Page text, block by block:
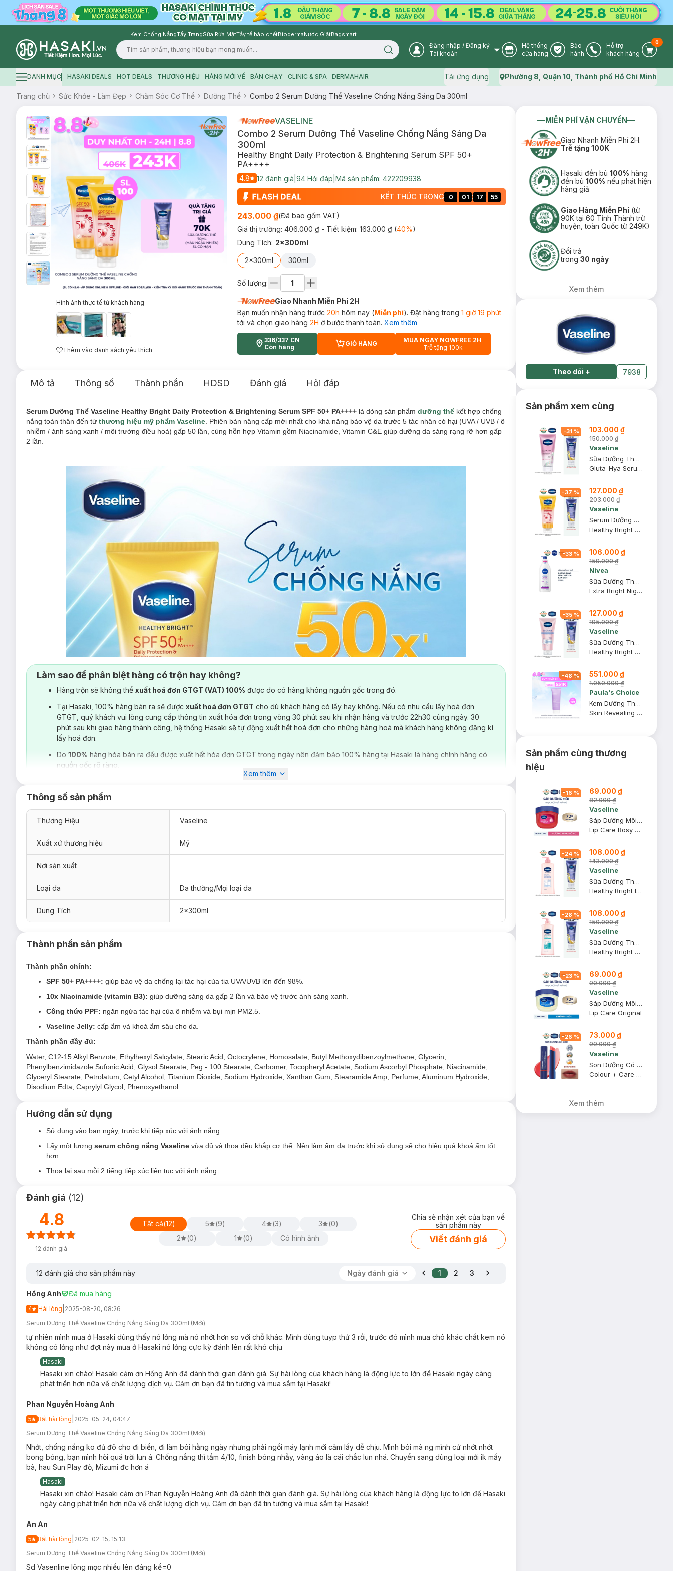
Kem Chống NắngTẩy TrangSữa Rửa MặtTẩy tế bào chếtBiodermaNước GiặtBagsmart
Logo
Search icon User Icon
Đăng nhập / Đăng ký
Tài khoản
Store Icon
Hệ thống
cửa hàng
Warranty Icon
Bảo
hành
Phone Icon
Hỗ trợ
khách hàng
Cart
0
Hamburger icon
DANH MỤC HASAKI DEALS HOT DEALS THƯƠNG HIỆU HÀNG MỚI VỀ BÁN CHẠY CLINIC & SPA DERMAHAIR Tải ứng dụng Map icon
Phường 8, Quận 10, Thành phố Hồ Chí Minh
Trang chủ Sức Khỏe - Làm Đẹp Chăm Sóc Cơ Thể Dưỡng Thể Combo 2 Serum Dưỡng Thể Vaseline Chống Nắng Sáng Da 300ml
Hình ảnh thực tế từ khách hàng
Thêm vào danh sách yêu thích
VASELINE
Combo 2 Serum Dưỡng Thể Vaseline Chống Nắng Sáng Da
300ml
Healthy Bright Daily Protection & Brightening Serum SPF 50+
PA++++
4.8 12 đánh giá 94Hỏi đáp Mã sản phẩm: 422209938
KẾT THÚC TRONG 0 : 01 : 17 : 54
243.000 ₫(Đã bao gồm VAT)
Giá thị trường: 406.000 ₫ - Tiết kiệm: 163.000 ₫(40%)
Dung Tích: 2x300ml
2x300ml 300ml
Số lượng:
Giao Nhanh Miễn Phí 2H
Bạn muốn nhận hàng trước 20h hôm nay (Miễn phí). Đặt hàng trong 1 giờ 19 phút
tới và chọn giao hàng 2H ở bước thanh toán. Xem thêm
336/337 CN
Còn hàng
CART PLUS ICON
GIỎ HÀNG
MUA NGAY NOWFREE 2H
Trễ tặng 100k
Mô tả Thông số Thành phần HDSD Đánh giá Hỏi đáp
Serum Dưỡng Thể Vaseline Healthy Bright Daily Protection & Brightening Serum SPF 50+ PA++++ là dòng sản phẩm dưỡng thể kết hợp chống
nắng toàn thân đến từ thương hiệu mỹ phẩm Vaseline . Phiên bản nâng cấp mới nhất cho khả năng bảo vệ da trước 5 tác nhân có hại (UVA / UVB / ô
nhiễm / ánh sáng xanh / môi trường điều hoà) gấp 50 lần, cùng hỗn hợp Vitamin gồm Niacinamide, Vitamin C&E giúp dưỡng da sáng rạng rỡ hơn gấp
2 lần.
Serum Dưỡng Thể Vaseline Chống Nắng Sáng Da,làn da cơ thể bạn sẽ luôn được bảo vệ và nuôi dưỡng, ngăn ngừa hình thành các dấu hiệu
lão hoá cũng như cải thiện tình trạng da thâm sạm, xỉn màu hiệu quả.
Healthy Bright Daily Protection & Brightening Serum SPF 50+ PA++++ chính hãng hiện đã có mặt tại
tuýp (300ml/ tuýp)
Serum Dưỡng Thể Vaseline Healthy Bright Daily Protection & Brightening Serum SPF 50+ PA++++ phù hợp với
loại da nào?
Sản phẩm phù hợp cho mọi loại da.
Đối tượng sử dụng Serum Dưỡng Thể Vaseline Healthy Bright Daily Protection & Brightening Serum SPF 50+
Dành cho làn da cơ thể
Dành cho làn da khô ráp, thiếu ẩm.
Dành cho làn
da xỉn màu, thâm sạm
Dành cho những bạn muốn sử dụng sản phẩm sữa dưỡng thể có chỉ số chống nắng cao.
Ưu thế nổi bật của Serum Dưỡng Thể Vaseline Healthy Bright Daily Protection & Brightening Serum SPF 50+
PA++++:
Serum Dưỡng Thể Vaseline Healthy Bright Daily Protection & Brightening Serum SPF 50+ PA++++
trước 5 tác nhân có hại cho da dù ở trong nhà hay ở ngoài trời:
Bảo vệ trước tia UVA:PA++++, với gấp 50x khoáng chất chống nắng giúp ngăn ngừa sự xỉn màu và hư tổn do tia UVA.
Bảo vệ trước tia UVB: SPF50+ độ quang phổ rộng giúp bảo vệ trước sự gia tăng hắc sắc tố gây nên nám và sự không đều màu do tia UVB.
Làm sao để phân biệt hàng có trộn hay không?
Hàng trộn sẽ không thể xuất hoá đơn GTGT (VAT) 100% được do có hàng không nguồn gốc trong đó.
Tại Hasaki, 100% hàng bán ra sẽ được xuất hoá đơn GTGT cho dù khách hàng có lấy hay không. Nếu có nhu cầu lấy hoá đơn
GTGT, quý khách vui lòng cung cấp thông tin xuất hóa đơn trong vòng 30 phút sau khi nhận hàng và trước 22h30 cùng ngày. 30
phút sau khi giao hàng thành công, hệ thống Hasaki sẽ tự động xuất hết hoá đơn cho những hàng hoá mà khách hàng không đăng kí
lấy hoá đơn.
Do 100% hàng hóa bán ra đều được xuất hết hóa đơn GTGT trong ngày nên đảm bảo 100% hàng tại Hasaki là hàng chính hãng có
nguồn gốc rõ ràng.
Xem thêm
Thông số sản phẩm
Thương Hiệu Vaseline
Xuất xứ thương hiệu Mỹ
Nơi sản xuất
Loại da Da thường/Mọi loại da
Dung Tích 2x300ml
Thành phần sản phẩm
Thành phần chính:
SPF 50+ PA++++: giúp bảo vệ da chống lại tác hại của tia UVA/UVB lên đến 98%.
10x Niacinamide (vitamin B3): giúp dưỡng sáng da gấp 2 lần và bảo vệ trước ánh sáng xanh.
Công thức PPF: ngăn ngừa tác hại của ô nhiễm và bụi mịn PM2.5.
Vaseline Jelly: cấp ẩm và khoá ẩm sâu cho da.
Thành phần đầy đủ:
Water, C12-15 Alkyl Benzote, Ethylhexyl Salcylate, Stearic Acid, Octocrylene, Homosalate, Butyl Methoxydibenzoylmethane, Glycerin,
Phenylbenzimidazole Sufonic Acid, Glysol Stearate, Peg - 100 Stearate, Carbomer, Tocopheryl Acetate, Sodium Ascorbyl Phosphate, Niacinamide,
Glyceryl Stearate, Petrolatum, Cetyl Alcohol, Titanium Dioxide, Sodium Hydroxide, Xanthan Gum, Stearamide Amp, Perfume, Aluminum Hydroxide,
Disodium Edta, Caprylyl Glycol, Phenoxyethanol.
Hướng dẫn sử dụng
Sử dụng vào ban ngày, trước khi tiếp xúc với ánh nắng.
Lấy một lượng serum chống nắng Vaseline vừa đủ và thoa đều khắp cơ thể. Nên làm ẩm da trước khi sử dụng sẽ cho hiệu quả khoá ẩm tốt
hơn.
Thoa lại sau mỗi 2 tiếng tiếp xúc liên tục với ánh nắng.
Đánh giá (12)
4.8
12 đánh giá
Tất cả(12) 5 (9) 4 (3) 3 (0)
2
(0) 1 (0) Có hình ảnh
Chia sẻ nhận xét của bạn về
sản phẩm này
Viết đánh giá
12 đánh giá cho sản phẩm này Ngày đánh giá 1 2 3
Hồng Anh Đã mua hàng
4 Hài lòng 2025-08-20, 08:26
Serum Dưỡng Thể Vaseline Chống Nắng Sáng Da 300ml (Mới)
tự nhiên mình mua ở Hasaki dùng thấy nó lỏng mà nó nhớt hơn so với chỗ khác. Mình dùng tuyp thứ 3 rồi, trước đó mình mua chô khác chất kem nó
không có lỏng như đợt này mua ở Hasaki nó lỏng cực kỳ đánh lên rất khó chịu
Hasaki
Hasaki xin chào! Hasaki cảm ơn Hồng Anh đã dành thời gian đánh giá. Sự hài lòng của khách hàng là động lực to lớn để Hasaki ngày càng
phát triển hơn nữa về chất lượng dịch vụ. Cảm ơn bạn đã tin tưởng và mua sắm tại Hasaki!
Phan Nguyễn Hoàng Anh
5 Rất hài lòng 2025-05-24, 04:47
Serum Dưỡng Thể Vaseline Chống Nắng Sáng Da 300ml (Mới)
Nhớt, chống nắng ko đủ đô cho đi biển, đi làm bôi hằng ngày nhưng phải ngồi máy lạnh mới cảm lấy dễ chịu. Mình bôi mà ng mình cứ nhớt nhớt
bong bóng, bạn mình hỏi quá trời lun á. Chống nắng thì tầm 4/10, finish bóng nhẫy, vàng áo là cái chắc lun nhá. Chuyển sang dùng loại mới ik mấy
bà, hau Sun Play đỏ, Mizumi đc hơn á
Hasaki
Hasaki xin chào! Hasaki cảm ơn Phan Nguyễn Hoàng Anh đã dành thời gian đánh giá. Sự hài lòng của khách hàng là động lực to lớn để Hasaki
ngày càng phát triển hơn nữa về chất lượng dịch vụ. Cảm ơn bạn đã tin tưởng và mua sắm tại Hasaki!
An An
5 Rất hài lòng 2025-02-15, 15:13
Serum Dưỡng Thể Vaseline Chống Nắng Sáng Da 300ml (Mới)
Sd Vasenline lông mọc nhiều lên đáng kể=0
MIỄN PHÍ VẬN CHUYỂN
Giao Nhanh Miễn Phí 2H.
Trễ tặng 100K
Hasaki đền bù100% hãng
đền bù100% nếu phát hiện
hàng giả
Giao Hàng Miễn Phí (từ
90K tại 60 Tỉnh Thành trừ
huyện, toàn Quốc từ 249K)
Đổi trả
trong30 ngày
Xem thêm
Theo dõi + 7938
Sản phẩm xem cùng
-31 % 103.000 ₫
150.000 ₫
Vaseline
Sữa Dưỡng Thể Vaseline Sáng Da Chuyên Sâu Ban Đêm 300ml (Mới)
Gluta-Hya Serum Burst Lotion Dewy Radiance
-37 % 127.000 ₫
203.000 ₫
Vaseline
Serum Dưỡng Thể Vaseline Chống Nắng Sáng Da 300ml (Mới)
Healthy Bright Daily Protection & Brightening Serum SPF 50+ PA++++
-33 % 106.000 ₫
159.000 ₫
Nivea
Sữa Dưỡng Thể Nivea Sáng Da Ban Đêm 350ml
Extra Bright Night Nourish Body Lotion
-35 % 127.000 ₫
195.000 ₫
Vaseline
Sữa Dưỡng Thể Vaseline Gluta-Hya Nâng Tông Tức Thì 300ml
Healthy Bright Gluta-Hya Body Tone-Up UV Lotion
-48 % 551.000 ₫
1.050.000 ₫
Paula's Choice
Kem Dưỡng Thể Paula’s Choice 10% AHA Làm Sáng Da 210ml
Skin Revealing Body Lotion with 10% AHA
Sản phẩm cùng thương
hiệu
-16 % 69.000 ₫
82.000 ₫
Vaseline
Sáp Dưỡng Môi Vaseline Hồng Xinh 7g
Lip Care Rosy Lips
-24 % 108.000 ₫
143.000 ₫
Vaseline
Sữa Dưỡng Thể Vaseline Sáng Da Tức Thì 320ml
Healthy Bright Instant Radiance UV Tone-Up Lotion
-28 % 108.000 ₫
150.000 ₫
Vaseline
Sữa Dưỡng Thể Vaseline Dịu Mát Sáng Da 350ml
Healthy Bright Fresh & Bright Cooling UV Niacinamide Lotion
-23 % 69.000 ₫
90.000 ₫
Vaseline
Sáp Dưỡng Môi Vaseline Mềm Mịn 7g
Lip Care Original
-26 % 73.000 ₫
99.000 ₫
Vaseline
Son Dưỡng Có Màu Vaseline Đỏ Tươi Tắn 3g
Colour + Care #Kissing Red
Xem thêm